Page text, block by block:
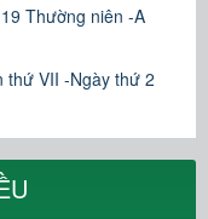
Thường niên -A
thứ VII -Ngày thứ 2